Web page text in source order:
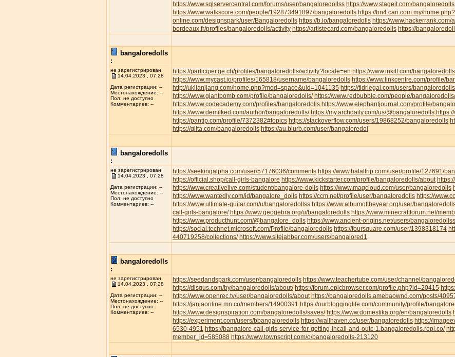
https://www.sqlservercentral.com/forums/user/bangaloredollss https://www.stageit.com/bangaloredolls
https://www.walkscore.com/people/192873491897/bangaloredolls https://bn4.cari.com.my/
online.com/designspark/user/Bangaloredolls https://b.io/bangaloredolls https://
bordeaux.fr/profiles/bangaloredolls/activity https://artistecard.com/bangaloredolls https://
bangaloredolls
:
не зарегистрирован
14.04.2023 , 07:28
Дата регистрации: --
Местонахождение: --
Пол: не доступно
Комментариев: --
https://participer.ge.ch/profiles/bangaloredolls/activity?locale=en https://www.inkitt.com/bangaloredolls
https://www.mycast.io/profiles/165818/username/bangaloredolls https://www.linkcentre.com/profile/
http://uklianjiang.com/home.php?mod=space&uid=1041135 https://tldrlegal.com/users/
https://www.giantbomb.com/profile/bangaloredolls/ https://www.redbubble.com/people/
https://www.codecademy.com/profiles/bangaloredolls https://www.elephantjournal.com/profile/
https://www.demilked.com/author/bangaloredolls/ https://my.archdaily.com/us/@bangaloredolls
https://pantip.com/profile/7372382#topics https://stackoverflow.com/users/19868252/bangaloredolls
https://qiita.com/bangaloredolls https://au.blurb.com/user/bangaloredol
bangaloredolls
:
не зарегистрирован
14.04.2023 , 07:28
Дата регистрации: --
Местонахождение: --
Пол: не доступно
Комментариев: --
https://seekingalpha.com/user/57176036/comments https://www.halaltrip.com/user/profile/127691/
https://official.shop/call-girls-bangalore https://www.kickstarter.com/profile/bangaloredolls/about
https://www.creativelive.com/student/bangalore-dolls https://www.magcloud.com/user/bangaloredolls
https://www.wantedly.com/id/bangalore_dolls https://ccm.net/profile/user/bangaloredolls https://
https://www.ultimate-guitar.com/u/bangaloredollss https://www.albumoftheyear.org/user/
call-girls-bangalore/ https://www.geogebra.org/u/bangaloredolls https://www.minecraftforum.net/
https://www.producthunt.com/@bangalore_dolls https://www.ancient-origins.net/users/bangaloredollss
https://social.technet.microsoft.com/Profile/bangaloredolls https://foursquare.com/user/1398318174
440719258/collections/ https://www.sitejabber.com/users/bangalored1
bangaloredolls
:
не зарегистрирован
14.04.2023 , 07:28
Дата регистрации: --
Местонахождение: --
Пол: не доступно
Комментариев: --
https://seedandspark.com/user/bangaloredolls https://www.teachertube.com/user/channel/
https://disqus.com/by/bangaloredolls/about/ https://forum.epicbrowser.com/profile.php?id=20415
https://www.openrec.tv/user/bangaloredolls/about https://bangaloredolls.amebaownd.com/posts/
https://janjaonline.mn.co/members/14900391 https://ourblogginglife.com/community/profile/
https://www.designspiration.com/bangaloredolls/saves/ https://www.domestika.org/en/bangaloredolls
https://experiment.com/users/bbangaloredolls https://wallhaven.cc/user/bangaloredolls https://
6530-4951 https://bangalore-call-girls-service-for-getting-incall-and-outc-1.bangaloredolls.repl.co/
member_id=585088 https://www.townscript.com/o/bangaloredolls-213120